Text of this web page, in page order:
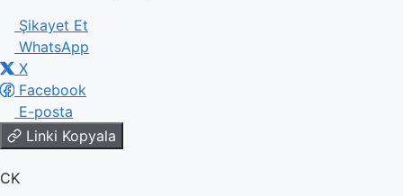
Şikayet Et
WhatsApp
X
Facebook
E-posta
Linki Kopyala
CK